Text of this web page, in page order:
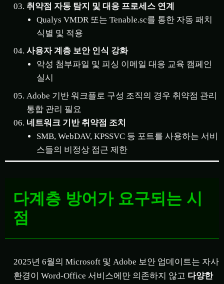
취약점 자동 탐지 및 대응 프로세스 연계
Qualys VMDR 또는 Tenable.sc를 통한 자동 패치
식별 및 적용
사용자 계층 보안 인식 강화
악성 첨부파일 및 피싱 이메일 대응 교육 캠페인
실시
Adobe 기반 워크플로 구성 조직의 경우 취약점 관리
통합 관리 필요
네트워크 기반 취약점 조치
SMB, WebDAV, KPSSVC 등 포트를 사용하는 서비
스들의 비정상 접근 제한
다계층 방어가 요구되는 시
점
2025년 6월의 Microsoft 및 Adobe 보안 업데이트는 자사
환경이 Word-Office 서비스에만 의존하지 않고 다양한